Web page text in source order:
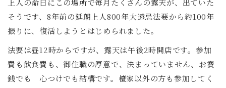
そうです、8年前の延朗上人800年大遠忌法要から約100年
振りに、復活しようとはじめられました。
法要は昼12時からですが、露天は午後2時開店です。参加
費も飲食費も、御住職の厚意で、決まっていません、お賽
銭でも 心つけでも結構です。檀家以外の方も参加してく